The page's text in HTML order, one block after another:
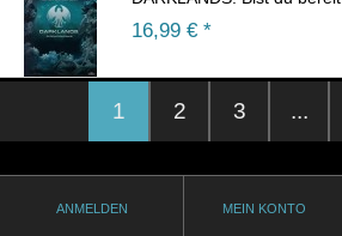
16,99 € *
1 2 3 ...
ANMELDEN MEIN KONTO